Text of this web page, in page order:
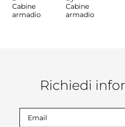
Cabine
armadio
Cabine
armadio
Richiedi